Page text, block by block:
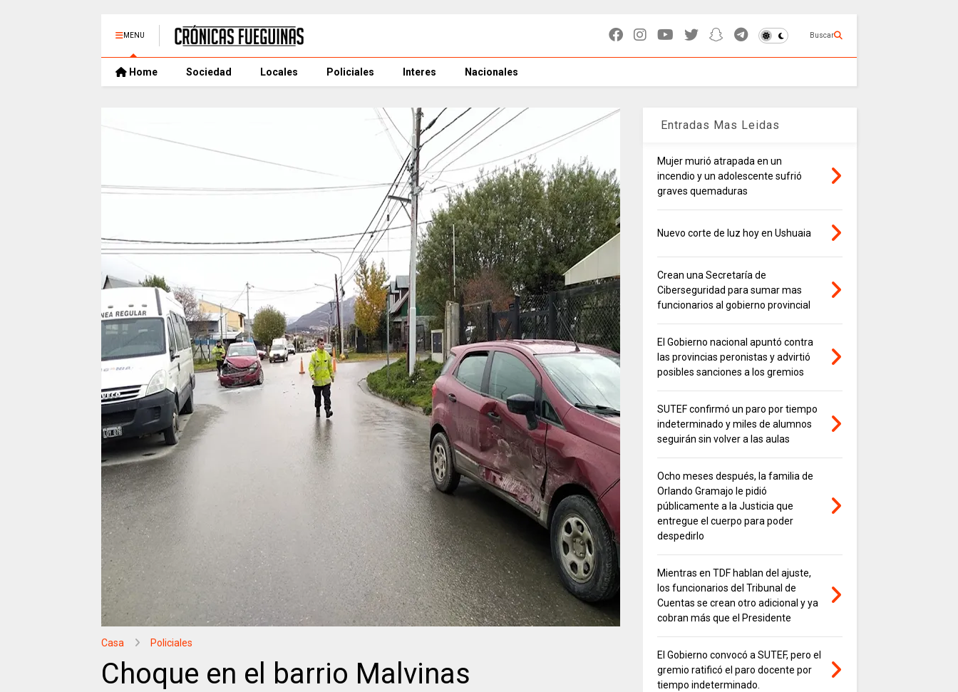
MENU Buscar
Home Sociedad Locales Policiales Interes Nacionales
Casa Policiales
Choque en el barrio Malvinas
Entradas Mas Leidas
Mujer murió atrapada en un
incendio y un adolescente sufrió
graves quemaduras
Nuevo corte de luz hoy en Ushuaia
Crean una Secretaría de
Ciberseguridad para sumar mas
funcionarios al gobierno provincial
El Gobierno nacional apuntó contra
las provincias peronistas y advirtió
posibles sanciones a los gremios
SUTEF confirmó un paro por tiempo
indeterminado y miles de alumnos
seguirán sin volver a las aulas
Ocho meses después, la familia de
Orlando Gramajo le pidió
públicamente a la Justicia que
entregue el cuerpo para poder
despedirlo
Mientras en TDF hablan del ajuste,
los funcionarios del Tribunal de
Cuentas se crean otro adicional y ya
cobran más que el Presidente
El Gobierno convocó a SUTEF, pero el
gremio ratificó el paro docente por
tiempo indeterminado.